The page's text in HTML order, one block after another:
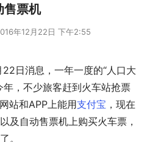
售票机
年12月22日 下午2:55
22日消息，一年一度的“人口大
，不少旅客赶到火车站抢票
站和APP上能用支付宝 ，现在
及自动售票机上购买火车票，
。